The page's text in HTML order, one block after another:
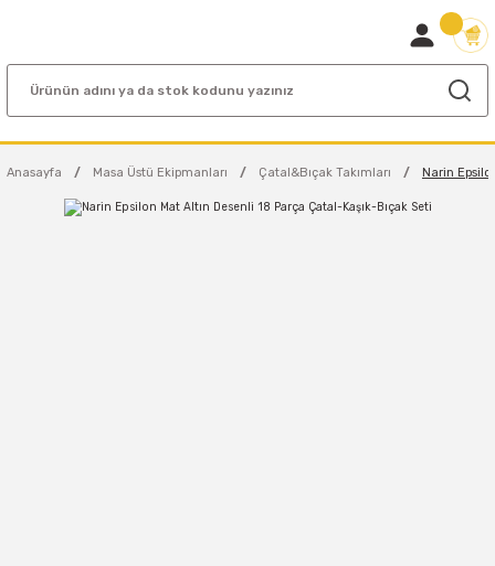
Anasayfa Masa Üstü Ekipmanları Çatal&Bıçak Takımları Narin